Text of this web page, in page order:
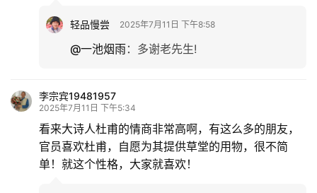
轻品慢尝 2025年7月11日 下午8:58
@一池烟雨： 多谢老先生!
李宗宾19481957
2025年7月11日 下午5:34
看来大诗人杜甫的情商非常高啊，有这么多的朋友，
官员喜欢杜甫，自愿为其提供草堂的用物，很不简
单！就这个性格，大家就喜欢！